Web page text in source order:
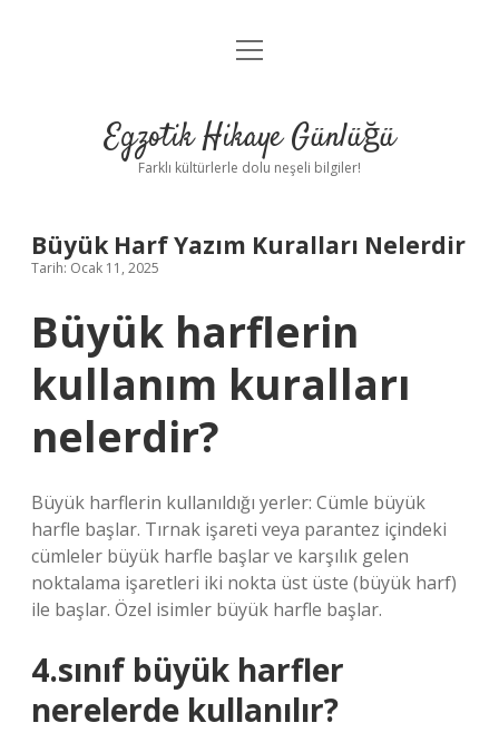
Anasayfa
Yasal Uyarı
menüyü
Egzotik Hikaye Günlüğü
Farklı kültürlerle dolu neşeli bilgiler!
Büyük Harf Yazım Kuralları Nelerdir
Tarih: Ocak 11, 2025
Büyük harflerin
kullanım kuralları
nelerdir?
Büyük harflerin kullanıldığı yerler: Cümle büyük
harfle başlar. Tırnak işareti veya parantez içindeki
cümleler büyük harfle başlar ve karşılık gelen
noktalama işaretleri iki nokta üst üste (büyük harf)
ile başlar. Özel isimler büyük harfle başlar.
4.sınıf büyük harfler
nerelerde kullanılır?